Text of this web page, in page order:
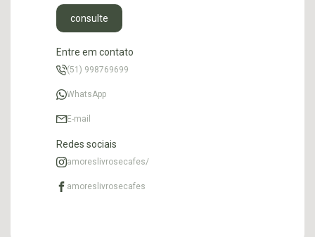
consulte
Entre em contato
(51) 998769699
WhatsApp
E-mail
Redes sociais
amoreslivrosecafes/
amoreslivrosecafes